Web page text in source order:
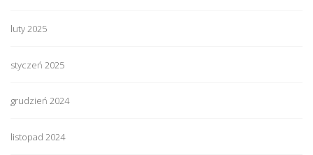
luty 2025
styczeń 2025
grudzień 2024
listopad 2024